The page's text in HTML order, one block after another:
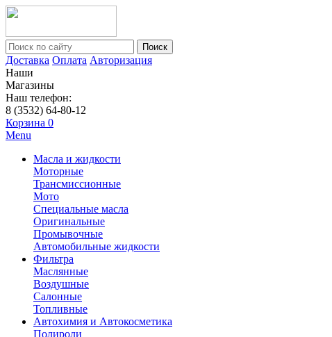
Поиск
Доставка Оплата Авторизация
Наши
Магазины
Наш телефон:
8 (3532) 64-80-12
Корзина 0
Menu
Масла и жидкости
Моторные
Трансмиссионные
Мото
Специальные масла
Оригинальные
Промывочные
Автомобильные жидкости
Фильтра
Маслянные
Воздушные
Салонные
Топливные
Автохимия и Автокосметика
Полироли